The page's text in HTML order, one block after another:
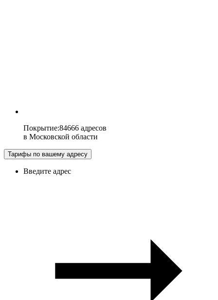
Покрытие:84666 адресов
в Московской области
Тарифы по вашему адресу
Введите адрес